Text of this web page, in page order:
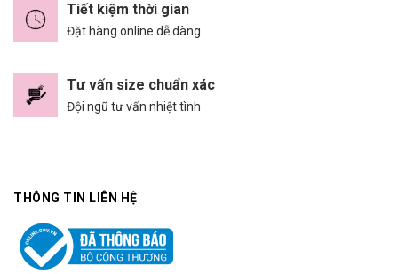
Tiết kiệm thời gian
Đặt hàng online dễ dàng
Tư vấn size chuẩn xác
Đội ngũ tư vấn nhiệt tình
THÔNG TIN LIÊN HỆ